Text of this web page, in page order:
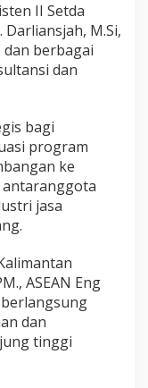
II Setda
M.Si,
berbagai
dan
bagi
program
ke
jasa
ASEAN Eng
dan
tinggi